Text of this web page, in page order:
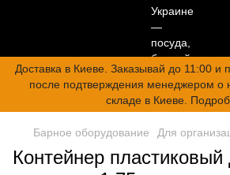
Доставка в Киеве. Заказывай до 11:00 и
после подтверждения менеджером о
складе в Киеве.
Барное оборудование Для
Контейнер пластиковый